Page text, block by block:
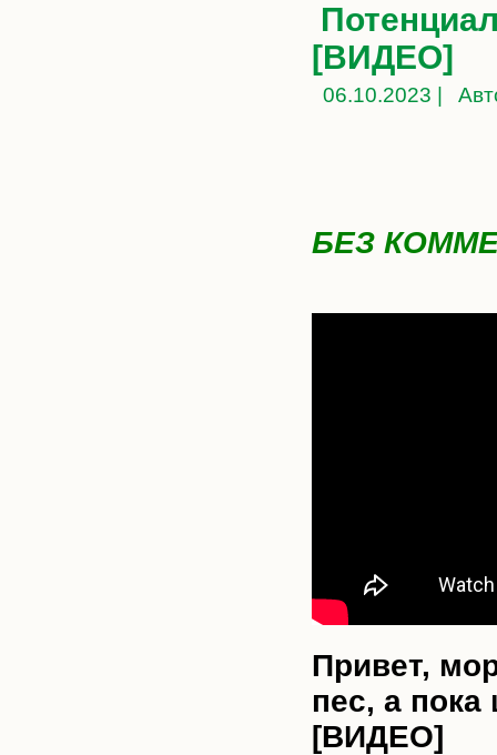
[ВИДЕО]
06.10.2023 |
БЕЗ
Привет,
пес, а
[ВИДЕО]